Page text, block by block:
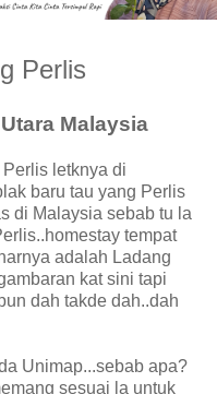
Perlis
Malaysia
letknya di
baru tau yang Perlis
di Malaysia sebab tu la
tempat
adalah Ladang
kat sini tapi
dah takde dah..dah
Unimap...sebab apa?
sesuai la untuk